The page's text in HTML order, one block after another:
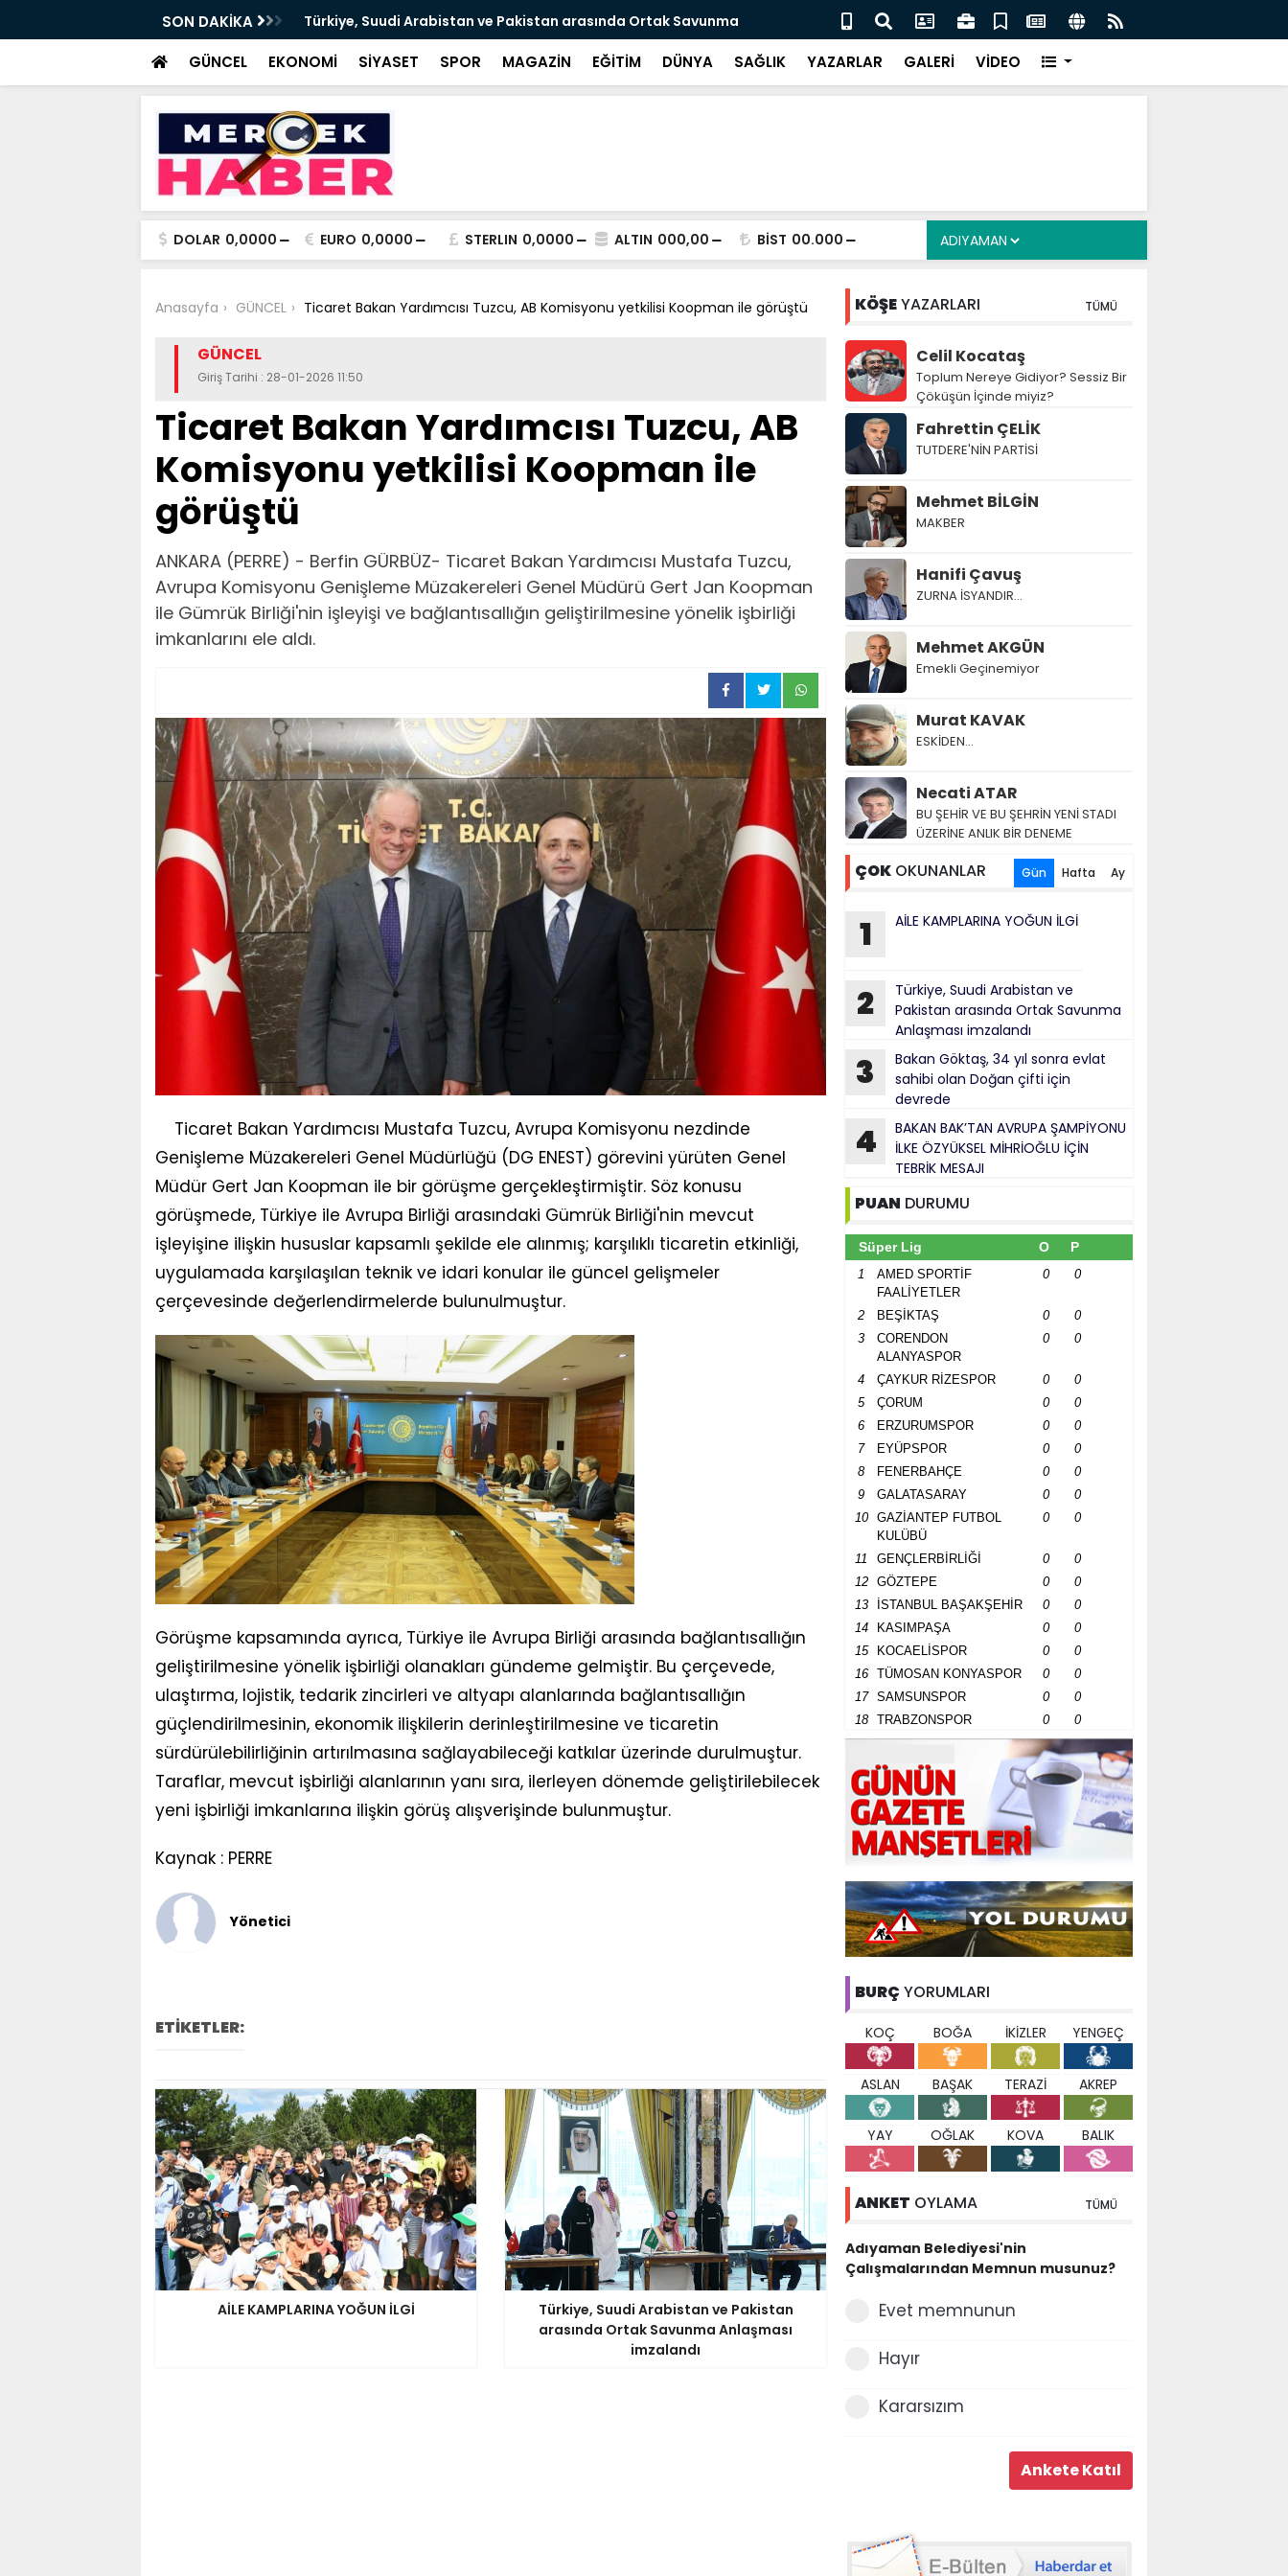
SON DAKİKA
Türkiye, Suudi Arabistan ve Pakistan arasında Ortak Savunma
Anlaşması imzalandı
Bakan Göktaş, 34 yıl sonra evlat sahibi olan Doğan çifti için
devrede
DEAŞ'a 30 ilde eş zamanlı
Videolu Haber
GÜNCEL EKONOMİ SİYASET SPOR MAGAZİN EĞİTİM DÜNYA SAĞLIK YAZARLAR GALERİ VİDEO
DOLAR 0,0000 EURO 0,0000 STERLIN 0,0000 ALTIN 000,00 BİST 00.000
Anasayfa GÜNCEL Ticaret Bakan Yardımcısı Tuzcu, AB Komisyonu yetkilisi Koopman ile görüştü
GÜNCEL
Giriş Tarihi : 28-01-2026 11:50
Ticaret Bakan Yardımcısı Tuzcu, AB
Komisyonu yetkilisi Koopman ile
görüştü
ANKARA (PERRE) - Berfin GÜRBÜZ- Ticaret Bakan Yardımcısı Mustafa Tuzcu,
Avrupa Komisyonu Genişleme Müzakereleri Genel Müdürü Gert Jan Koopman
ile Gümrük Birliği'nin işleyişi ve bağlantısallığın geliştirilmesine yönelik işbirliği
imkanlarını ele aldı.
Ticaret Bakan Yardımcısı Mustafa Tuzcu, Avrupa Komisyonu nezdinde
Genişleme Müzakereleri Genel Müdürlüğü (DG ENEST) görevini yürüten Genel
Müdür Gert Jan Koopman ile bir görüşme gerçekleştirmiştir. Söz konusu
görüşmede, Türkiye ile Avrupa Birliği arasındaki Gümrük Birliği'nin mevcut
işleyişine ilişkin hususlar kapsamlı şekilde ele alınmış; karşılıklı ticaretin etkinliği,
uygulamada karşılaşılan teknik ve idari konular ile güncel gelişmeler
çerçevesinde değerlendirmelerde bulunulmuştur.
Görüşme kapsamında ayrıca, Türkiye ile Avrupa Birliği arasında bağlantısallığın
geliştirilmesine yönelik işbirliği olanakları gündeme gelmiştir. Bu çerçevede,
ulaştırma, lojistik, tedarik zincirleri ve altyapı alanlarında bağlantısallığın
güçlendirilmesinin, ekonomik ilişkilerin derinleştirilmesine ve ticaretin
sürdürülebilirliğinin artırılmasına sağlayabileceği katkılar üzerinde durulmuştur.
Taraflar, mevcut işbirliği alanlarının yanı sıra, ilerleyen dönemde geliştirilebilecek
yeni işbirliği imkanlarına ilişkin görüş alışverişinde bulunmuştur.
Kaynak : PERRE
Yönetici
ETİKETLER:
AİLE KAMPLARINA YOĞUN İLGİ
Türkiye, Suudi Arabistan ve Pakistan
arasında Ortak Savunma Anlaşması
imzalandı
KÖŞEYAZARLARI TÜMÜ
Celil Kocataş
Toplum Nereye Gidiyor? Sessiz Bir
Çöküşün İçinde miyiz?
Fahrettin ÇELİK
TUTDERE'NİN PARTİSİ
Mehmet BİLGİN
MAKBER
Hanifi Çavuş
ZURNA İSYANDIR...
Mehmet AKGÜN
Emekli Geçinemiyor
Murat KAVAK
ESKİDEN...
Necati ATAR
BU ŞEHİR VE BU ŞEHRİN YENİ STADI
ÜZERİNE ANLIK BİR DENEME
ÇOK OKUNANLAR Gün Hafta Ay
1 AİLE KAMPLARINA YOĞUN İLGİ
2
Türkiye, Suudi Arabistan ve
Pakistan arasında Ortak Savunma
Anlaşması imzalandı
3
Bakan Göktaş, 34 yıl sonra evlat
sahibi olan Doğan çifti için
devrede
4
BAKAN BAK’TAN AVRUPA ŞAMPİYONU
İLKE ÖZYÜKSEL MİHRİOĞLU İÇİN
TEBRİK MESAJI
PUAN DURUMU
Süper Lig O P
1
AMED SPORTİF
FAALİYETLER
0 0
2 BEŞİKTAŞ 0
0
3
CORENDON
ALANYASPOR
0 0
4 ÇAYKUR RİZESPOR 0
0
5
ÇORUM 0
0
6
ERZURUMSPOR 0
0
7
EYÜPSPOR 0
0
8
FENERBAHÇE 0
0
9
GALATASARAY 0
0
10
GAZİANTEP FUTBOL
KULÜBÜ
0 0
11 GENÇLERBİRLİĞİ 0
0
12
GÖZTEPE 0
0
13
İSTANBUL BAŞAKŞEHİR 0
0
14
KASIMPAŞA 0
0
15
KOCAELİSPOR 0
0
16
TÜMOSAN KONYASPOR 0
0
17
SAMSUNSPOR 0
0
18
TRABZONSPOR 0 0
BURÇ YORUMLARI
KOÇ BOĞA İKİZLER YENGEÇ
ASLAN BAŞAK TERAZİ AKREP
YAY OĞLAK KOVA BALIK
ANKET OYLAMA TÜMÜ
Adıyaman Belediyesi'nin
Çalışmalarından Memnun musunuz?
Evet memnunun
Hayır
Kararsızım